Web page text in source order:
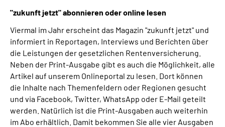
"zukunft jetzt" abonnieren oder online lesen
Viermal im Jahr erscheint das Magazin "zukunft jetzt" und
informiert in Reportagen, Interviews und Berichten über
die Leistungen der gesetzlichen Rentenversicherung.
Neben der Print-Ausgabe gibt es auch die Möglichkeit, alle
Artikel auf unserem Onlineportal zu lesen. Dort können
die Inhalte nach Themenfeldern oder Regionen gesucht
und via Facebook, Twitter, WhatsApp oder E-Mail geteilt
werden. Natürlich ist die Print-Ausgaben auch weiterhin
im Abo erhältlich. Damit bekommen Sie alle vier Ausgaben